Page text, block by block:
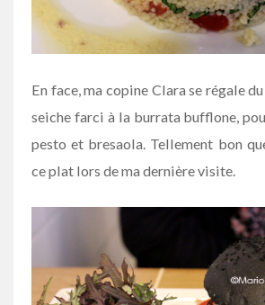
En face, ma copine Clara se régale du
seiche farci à la burrata bufflone,
pesto et bresaola. Tellement bon
ce plat lors de ma dernière visite.